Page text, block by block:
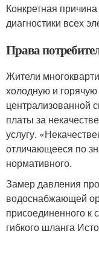
Конкретная
диагностики всех
Права
Жители
холодную и
централизованной
платы за
услугу.
отличающееся по
нормативного.
Замер давления
водоснабжающей
присоединенного
гибкого шланга